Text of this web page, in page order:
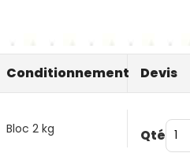
Conditionnement Devis
Bloc 2 kg Qté